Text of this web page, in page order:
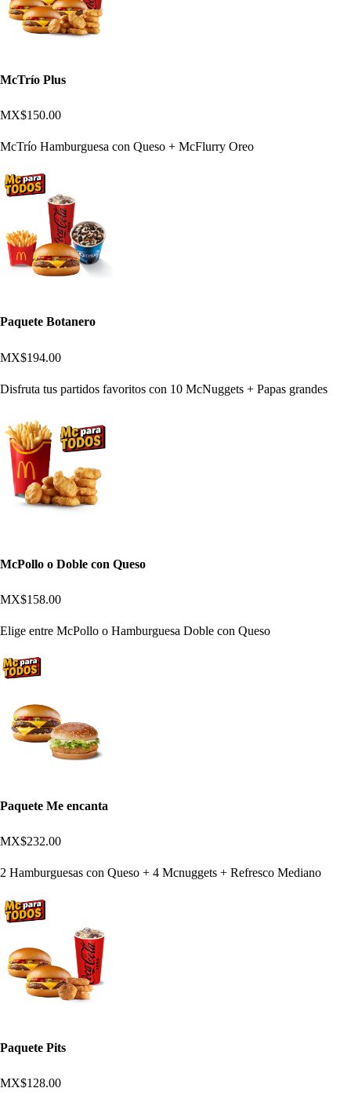
McTrío Plus
MX$150.00
McTrío Hamburguesa con Queso + McFlurry Oreo
Paquete Botanero
MX$194.00
Disfruta tus partidos favoritos con 10 McNuggets + Papas grandes
McPollo o Doble con Queso
MX$158.00
Elige entre McPollo o Hamburguesa Doble con Queso
Paquete Me encanta
MX$232.00
2 Hamburguesas con Queso + 4 Mcnuggets + Refresco Mediano
Paquete Pits
MX$128.00